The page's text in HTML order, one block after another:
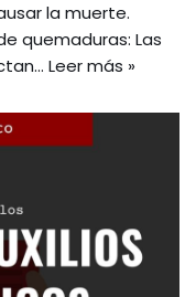
la muerte.
quemaduras: Las
Leer más »